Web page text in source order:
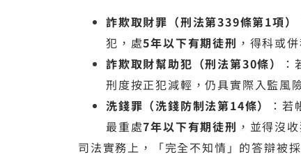
詐欺取財罪（刑法第339條第1項）
犯，處5年以下有期徒刑 ，得科或
詐欺取財幫助犯（刑法第30條）
刑度按正犯減輕，仍具實際入監風
洗錢罪（洗錢防制法第14條）
：
最重處7年以下有期徒刑 ，並得沒
司法實務上，「完全不知情」的答辯被